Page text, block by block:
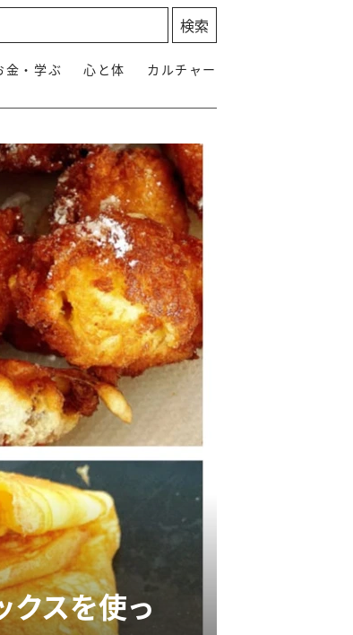
金・学ぶ 心と体 カルチャー
クスを使っ